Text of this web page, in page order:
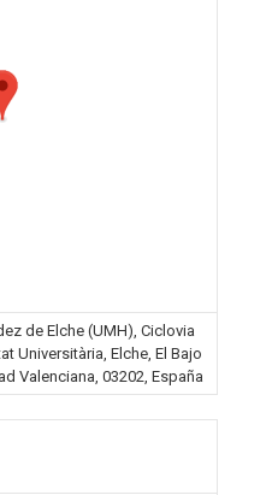
de Elche (UMH), Ciclovia
Universitària, Elche, El Bajo
Valenciana, 03202, España